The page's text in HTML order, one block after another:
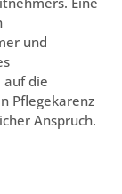
und
auf die
Pflegekarenz
Anspruch.